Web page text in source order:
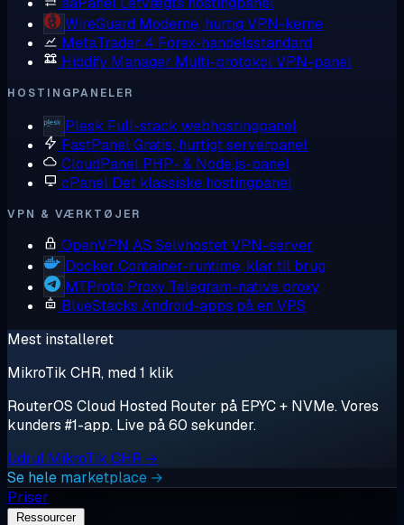
WireGuard Moderne, hurtig VPN-kerne
MetaTrader 4 Forex-handelsstandard
Hiddify Manager Multi-protokol VPN-panel
HOSTINGPANELER
Plesk Full-stack webhostingpanel
FastPanelGratis, hurtigt serverpanel
CloudPanel PHP- & Node.js-panel
cPanel Det klassiske hostingpanel
VPN & VÆRKTØJER
OpenVPN AS Selvhostet VPN-server
Docker Container-runtime, klar til brug
MTProto Proxy Telegram-native proxy
BlueStacks Android-apps på en VPS
Mest installeret
MikroTik CHR, med 1 klik
RouterOS Cloud Hosted Router på EPYC + NVMe. Vores
kunders #1-app. Live på 60 sekunder.
Udrul MikroTik CHR →
Se hele marketplace →
Priser
Ressourcer